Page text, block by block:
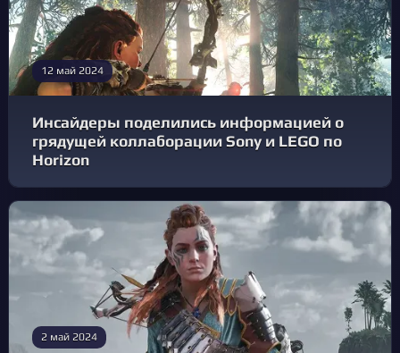
12 май 2024
Инсайдеры поделились информацией о
грядущей коллаборации Sony и LEGO по
Horizon
2 май 2024